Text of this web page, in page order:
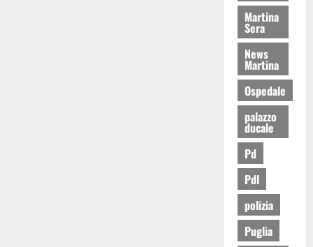
Martina
Sera
News
Martina
Ospedale
palazzo
ducale
Pd
Pdl
polizia
Puglia